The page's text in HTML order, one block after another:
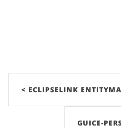
< ECLIPSELINK
GUICE-